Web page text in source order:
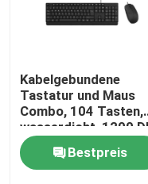
Kabelgebundene
Tastatur und Maus
Combo, 104 Tasten,
wasserdicht, 1200
USB Plug-and-Play,
Büros, Schulen
Bestpreis